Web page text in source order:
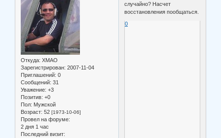
Откуда: ХМАО
Зарегистрирован: 2007-11-04
Приглашений: 0
Сообщений: 31
Уважение: +3
Позитив: +0
Пол: Мужской
Возраст: 52 [1973-10-06]
Провел на форуме:
2 дня 1 час
Последний визит:
случайно? Насчет
восстановления пообщаться.
0